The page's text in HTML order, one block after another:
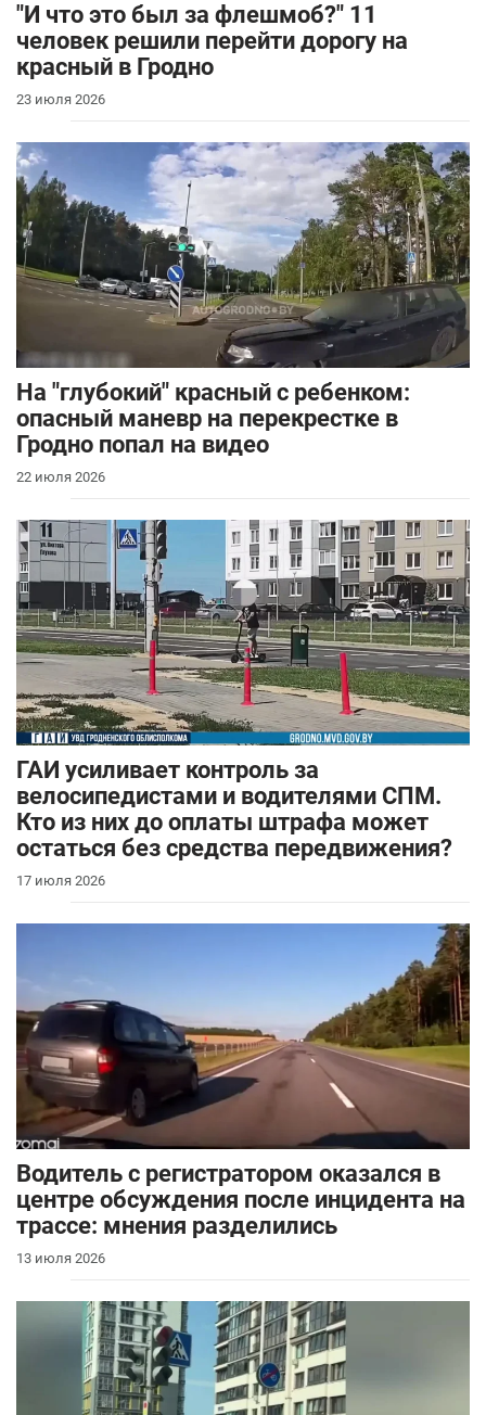
"И что это был за флешмоб?" 11
человек решили перейти дорогу на
красный в Гродно
23 июля 2026
На "глубокий" красный с ребенком:
опасный маневр на перекрестке в
Гродно попал на видео
22 июля 2026
ГАИ усиливает контроль за
велосипедистами и водителями СПМ.
Кто из них до оплаты штрафа может
остаться без средства передвижения?
17 июля 2026
Водитель с регистратором оказался в
центре обсуждения после инцидента на
трассе: мнения разделились
13 июля 2026